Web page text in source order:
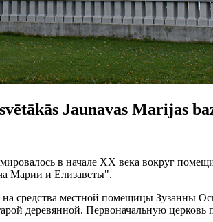
Jaunavas Marijas
в начале XX века вокруг
Марии и Елизаветы".
средства местной помещицы Зузанны
деревянной. Первоначальную